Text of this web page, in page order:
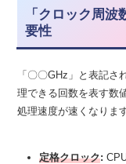
「クロック周
要性
「〇〇GHz」と表記
理できる回数を表す数
処理速度が速くなります
定格クロック: